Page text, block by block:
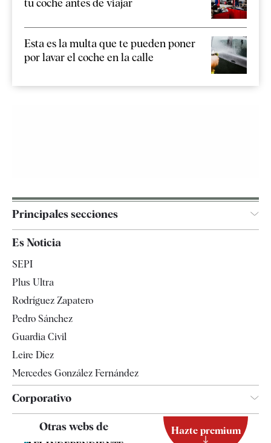
Esta es la multa que te pueden poner
por lavar el coche en la calle
Principales secciones
Televisión
Es Noticia
SEPI
Plus Ultra
Rodríguez Zapatero
Pedro Sánchez
Guardia Civil
Leire Díez
Mercedes González Fernández
Corporativo
Otras webs de Hazte premium